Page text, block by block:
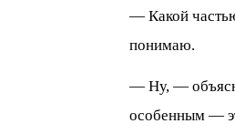
— Какой
понимаю.
— Ну, —
особенным —